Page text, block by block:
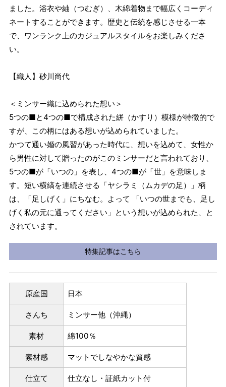
ました。浴衣や紬（つむぎ）、木綿着物まで幅広くコーディ
ネートすることができます。歴史と伝統を感じさせる一本
で、ワンランク上のカジュアルスタイルをお楽しみくださ
い。
【織人】砂川尚代
＜ミンサー織に込められた想い＞
5つの■と4つの■で構成された絣（かすり）模様が特徴的で
すが、この柄にはある想いが込められていました。
かつて通い婚の風習があった時代に、想いを込めて、女性か
ら男性に対して贈ったのがこのミンサーだと言われており、
5つの■が「いつの」を表し、4つの■が「世」を意味しま
す。短い横縞を連続させる「ヤシラミ（ムカデの足）」柄
は、「足しげく」にちなむ。よって 「いつの世までも、足し
げく私の元に通ってください」という想いが込められた、と
されています。
特集記事はこちら
原産国 日本
さんち ミンサー他（沖縄）
素材 綿100％
素材感 マットでしなやかな質感
仕立て 仕立なし・証紙カット付